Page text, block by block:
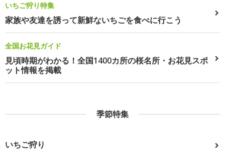
いちご狩り特集
家族や友達を誘って新鮮ないちごを食べに行こう
全国お花見ガイド
見頃時期がわかる！全国1400カ所の桜名所・お花見スポ
ット情報を掲載
季節特集
いちご狩り